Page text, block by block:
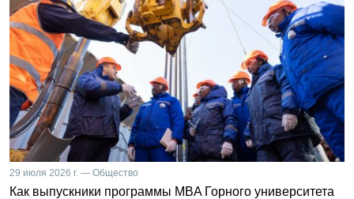
29 июля 2026 г. — Общество
Как выпускники программы MBA Горного университета